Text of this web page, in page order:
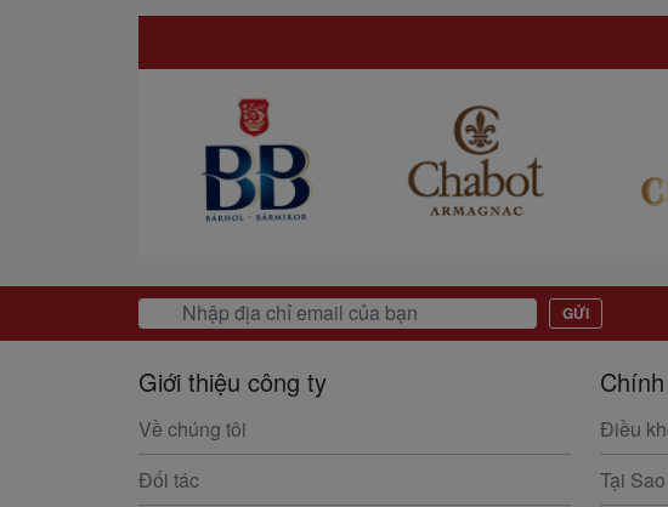
GỬI
Giới thiệu công ty
Về chúng tôi
Đối tác
Điều
Tại